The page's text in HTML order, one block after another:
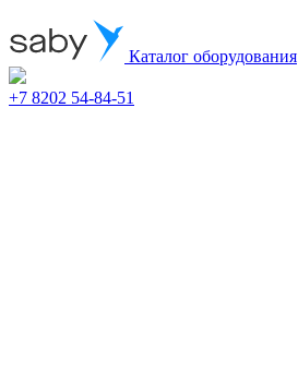
Каталог оборудования
+7 8202 54-84-51